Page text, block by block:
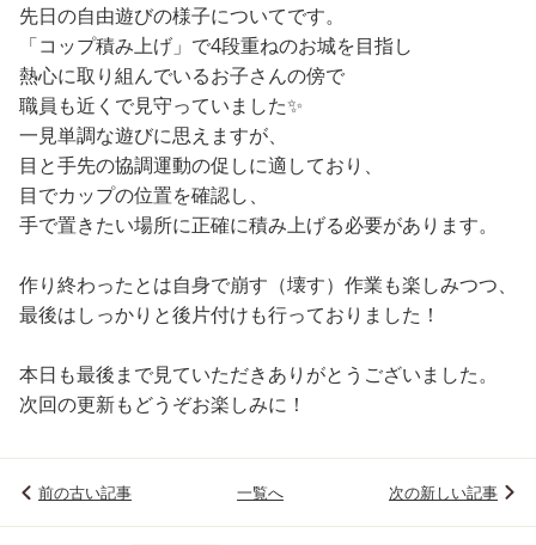
先日の自由遊びの様子についてです。
「コップ積み上げ」で4段重ねのお城を目指し
熱心に取り組んでいるお子さんの傍で
職員も近くで見守っていました✨
一見単調な遊びに思えますが、
目と手先の協調運動の促しに適しており、
目でカップの位置を確認し、
手で置きたい場所に正確に積み上げる必要があります。
作り終わったとは自身で崩す（壊す）作業も楽しみつつ、
最後はしっかりと後片付けも行っておりました！
本日も最後まで見ていただきありがとうございました。
次回の更新もどうぞお楽しみに！
前の古い記事 一覧へ 次の新しい記事